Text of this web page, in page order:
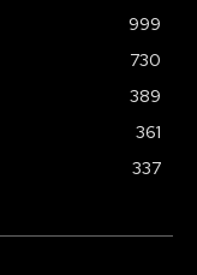
999
730
389
361
337